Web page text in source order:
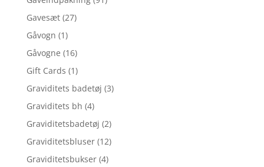
Gavesæt (27)
Gåvogn (1)
Gåvogne (16)
Gift Cards (1)
Graviditets badetøj (3)
Graviditets bh (4)
Graviditetsbadetøj (2)
Graviditetsbluser (12)
Graviditetsbukser (4)